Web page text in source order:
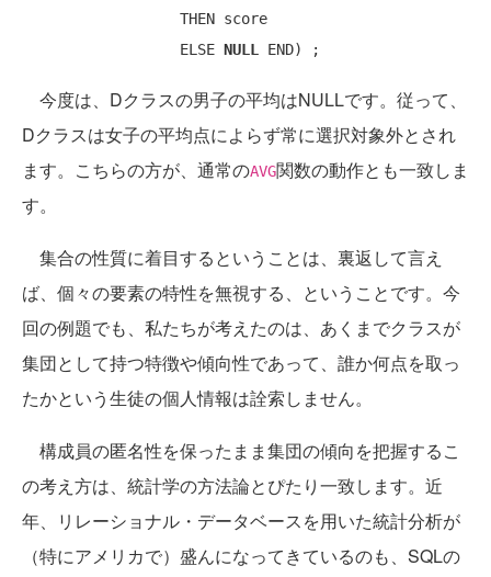
THEN score
ELSE NULL END
今度は、Dクラスの男子の平均はNULLです。従って、
Dクラスは女子の平均点によらず常に選択対象外とされ
ます。こちらの方が、通常のAVG関数の動作とも一致しま
す。
集合の性質に着目するということは、裏返して言え
ば、個々の要素の特性を無視する、ということです。今
回の例題でも、私たちが考えたのは、あくまでクラスが
集団として持つ特徴や傾向性であって、誰か何点を取っ
たかという生徒の個人情報は詮索しません。
構成員の匿名性を保ったまま集団の傾向を把握するこ
の考え方は、統計学の方法論とぴたり一致します。近
年、リレーショナル・データベースを用いた統計分析が
（特にアメリカで）盛んになってきているのも、SQLの